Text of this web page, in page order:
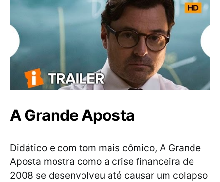
A Grande Aposta
Didático e com tom mais cômico, A Grande
Aposta mostra como a crise financeira de
2008 se desenvolveu até causar um colapso